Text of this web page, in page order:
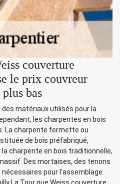
couverture
le prix couvreur
bas
des matériaux utilisés pour la
les charpentes en bois
La charpente fermette ou
de bois préfabriqué,
charpente en bois traditionnelle,
Des mortaises, des tenons
pour l'assemblage.
La Tour que Weiss couverture